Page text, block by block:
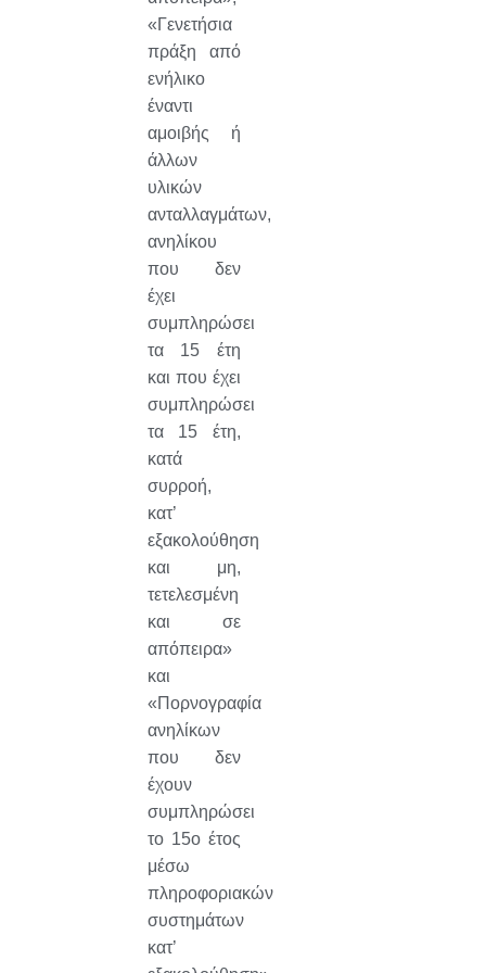
«Γενετήσια
πράξη από
ενήλικο
έναντι
αμοιβής ή
άλλων
υλικών
ανταλλαγμάτων,
ανηλίκου
που δεν
έχει
συμπληρώσει
τα 15 έτη
και που έχει
συμπληρώσει
τα 15 έτη,
κατά
συρροή,
κατ’
εξακολούθηση
και μη,
τετελεσμένη
και σε
απόπειρα»
και
«Πορνογραφία
ανηλίκων
που δεν
έχουν
συμπληρώσει
το 15ο έτος
μέσω
πληροφοριακών
συστημάτων
κατ’